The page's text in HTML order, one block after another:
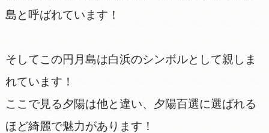
島と呼ばれています！
そしてこの円月島は白浜のシンボルとして親しま
れています！
ここで見る夕陽は他と違い、夕陽百選に選ばれる
ほど綺麗で魅力があります！